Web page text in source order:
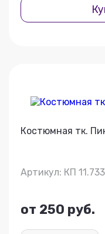
Костюмная тк.
Артикул: КП 11.733
от 250 руб.